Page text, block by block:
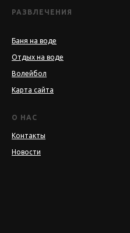
РАЗВЛЕЧЕНИЯ
Баня на воде
Отдых на воде
Волейбол
Карта сайта
О НАС
Контакты
Новости